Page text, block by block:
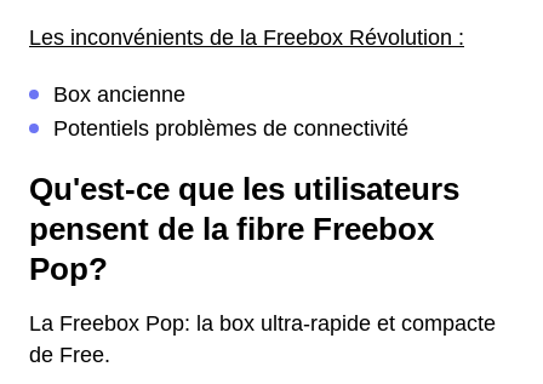
Les inconvénients de la Freebox Révolution :
Box ancienne
Potentiels problèmes de connectivité
Qu'est-ce que les utilisateurs
pensent de la fibre Freebox
Pop?
La Freebox Pop: la box ultra-rapide et compacte
de Free.